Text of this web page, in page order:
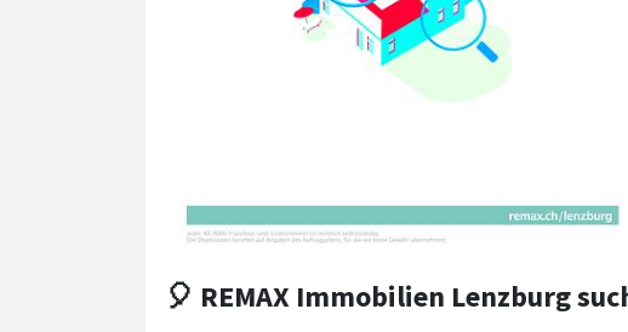
🎈 REMAX Immobilien Lenzburg